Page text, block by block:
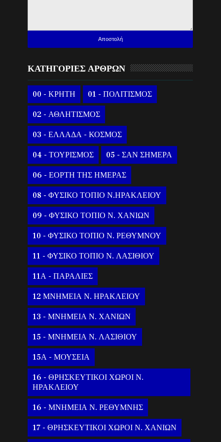
ΚΑΤΗΓΟΡΙΕΣ ΑΡΘΡΩΝ
00 - ΚΡΗΤΗ 01 - ΠΟΛΙΤΙΣΜΟΣ
02 - ΑΘΛΗΤΙΣΜΟΣ
03 - ΕΛΛΑΔΑ - ΚΟΣΜΟΣ
04 - ΤΟΥΡΙΣΜΟΣ 05 - ΣΑΝ ΣΗΜΕΡΑ
06 - ΕΟΡΤΗ ΤΗΣ ΗΜΕΡΑΣ
08 - ΦΥΣΙΚΟ ΤΟΠΙΟ Ν.ΗΡΑΚΛΕΙΟΥ
09 - ΦΥΣΙΚΟ ΤΟΠΙΟ Ν. ΧΑΝΙΩΝ
10 - ΦΥΣΙΚΟ ΤΟΠΙΟ Ν. ΡΕΘΥΜΝΟΥ
11 - ΦΥΣΙΚΟ ΤΟΠΙΟ Ν. ΛΑΣΙΘΙΟΥ
11Α - ΠΑΡΑΛΙΕΣ
12 ΜΝΗΜΕΙΑ Ν. ΗΡΑΚΛΕΙΟΥ
13 - ΜΝΗΜΕΙΑ Ν. ΧΑΝΙΩΝ
15 - ΜΝΗΜΕΙΑ Ν. ΛΑΣΙΘΙΟΥ
15Α - ΜΟΥΣΕΙΑ
16 - ΘΡΗΣΚΕΥΤΙΚΟΙ ΧΩΡΟΙ Ν.
ΗΡΑΚΛΕΙΟΥ
16 - ΜΝΗΜΕΙΑ Ν. ΡΕΘΥΜΝΗΣ
17 - ΘΡΗΣΚΕΥΤΙΚΟΙ ΧΩΡΟΙ Ν. ΧΑΝΙΩΝ